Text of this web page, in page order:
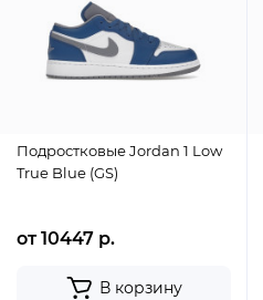
Подростковые Jordan 1 Low
True Blue (GS)
от 10447 р.
В корзину